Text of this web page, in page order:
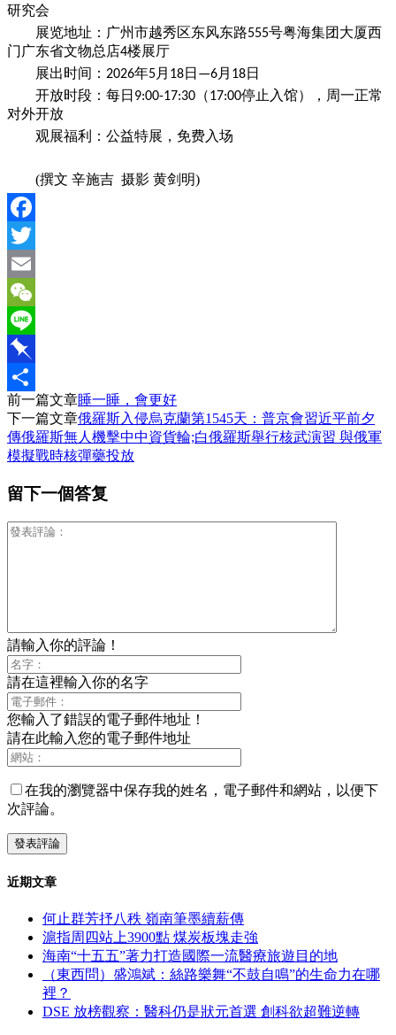
研究会
展览地址：广州市越秀区东风东路555号粤海集团大厦西
门广东省文物总店4楼展厅
展出时间： 2026年5月 18日 —6月 18日
开放时段：每日 9:00-17:30 （17:00停止入馆），周一正常
对外开放
观展福利：公益特展，免费入场
(撰文 辛施吉 摄影 黄剑明)
Facebook
Twitter
Email
WeChat
Line
Pinboard
分
享
前一篇文章睡一睡，會更好
下一篇文章俄羅斯入侵烏克蘭第1545天：普京會習近平前夕
傳俄羅斯無人機擊中中資貨輪;白俄羅斯舉行核武演習 與俄軍
模擬戰時核彈藥投放
留下一個答复
請輸入你的評論！
請在這裡輸入你的名字
您輸入了錯誤的電子郵件地址！
請在此輸入您的電子郵件地址
在我的瀏覽器中保存我的姓名，電子郵件和網站，以便下
次評論。
近期文章
何止群芳抒八秩 嶺南筆墨續薪傳
滬指周四站上3900點 煤炭板塊走強
海南“十五五”著力打造國際一流醫療旅遊目的地
（東西問）盛鴻斌：絲路樂舞“不鼓自鳴”的生命力在哪
裡？
DSE 放榜觀察：醫科仍是狀元首選 創科欲超難逆轉